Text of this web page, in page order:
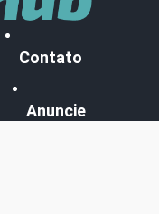
Contato
Anuncie